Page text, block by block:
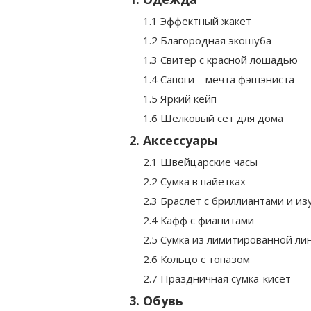
1.1 Эффектный жакет
1.2 Благородная экошуба
1.3 Свитер с красной лошадью
1.4 Сапоги – мечта фэшэниста
1.5 Яркий кейп
1.6 Шелковый сет для дома
2. Аксессуары
2.1 Швейцарские часы
2.2 Сумка в пайетках
2.3 Браслет с бриллиантами и
2.4 Кафф с фианитами
2.5 Сумка из лимитированной
2.6 Кольцо с топазом
2.7 Праздничная сумка-кисет
3. Обувь